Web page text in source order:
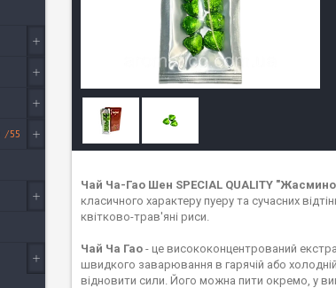
Чай Ча-Гао Шен SPECIAL QUALITY
класичного характеру пуеру та сучасних
квітково-трав'яні риси.
Чай Ча Гао - це висококонцентрований
швидкого заварювання в гарячій або
відновити сили. Його можна пити окремо, у
55